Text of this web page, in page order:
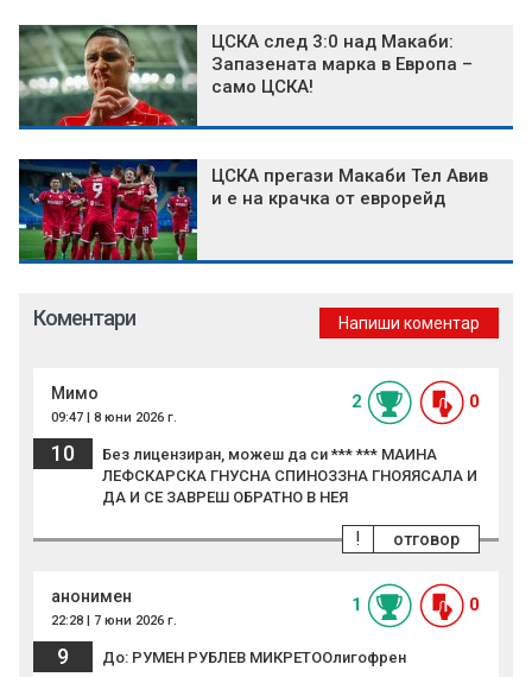
ЦСКА след 3:0 над Макаби:
Запазената марка в Европа –
само ЦСКА!
ЦСКА прегази Макаби Тел Авив
и е на крачка от еврорейд
Коментари Напиши коментар
Мимо
09:47 | 8 юни 2026 г.
2 0
10
Без лицензиран, можеш да си *** *** МАИНА
ЛЕФСКАРСКА ГНУСНА СПИНОЗЗНА ГНОЯЯСАЛА И
ДА И СЕ ЗАВРЕШ ОБРАТНО В НЕЯ
отговор
!
анонимен
22:28 | 7 юни 2026 г.
1 0
9 До: РУМЕН РУБЛЕВ МИКРЕТООлигофрен